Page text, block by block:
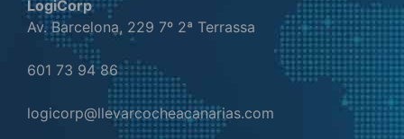
LogiCorp
Av. Barcelona, 229 7º 2ª Terrassa
601 73 94 86
logicorp@llevarcocheacanarias.com